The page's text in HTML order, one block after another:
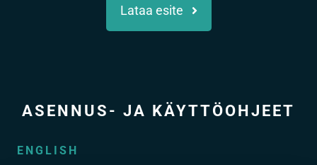
Lataa esite
ASENNUS- JA KÄYTTÖOHJEET
ENGLISH